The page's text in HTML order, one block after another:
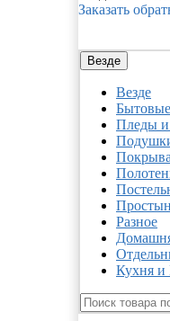
Заказать
Везде
Везде
Пледы
Разное
Кухня и